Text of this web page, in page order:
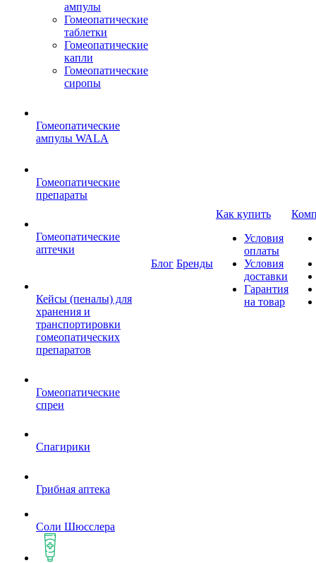
ампулы
Гомеопатические
таблетки
Гомеопатические
капли
Гомеопатические
сиропы
Гомеопатические
ампулы WALA
Гомеопатические
препараты
Гомеопатические
аптечки
Кейсы (пеналы) для
хранения и
транспортировки
гомеопатических
препаратов
Гомеопатические
спреи
Спагирики
Грибная аптека
Соли Шюсслера
Блог Бренды
Как купить
Условия
оплаты
Условия
доставки
Гарантия
на товар